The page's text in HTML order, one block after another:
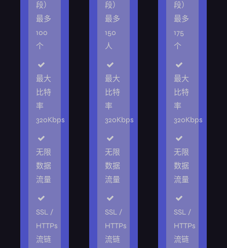
段）
最多
100
个
最大
比特
率
320Kbps
无限
数据
流量
SSL /
HTTPs
流链
段）
最多
150
人
最大
比特
率
320Kbps
无限
数据
流量
SSL /
HTTPs
流链
段）
最多
175
个
最大
比特
率
320Kbps
无限
数据
流量
SSL /
HTTPs
流链